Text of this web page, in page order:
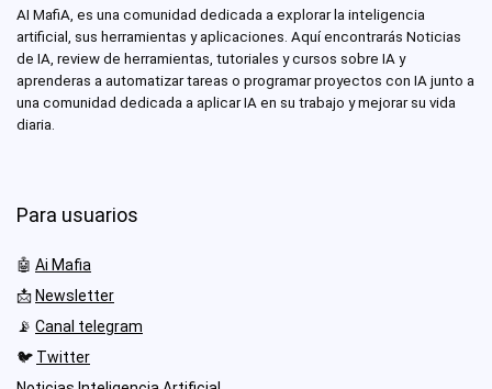
AI MafiA, es una comunidad dedicada a explorar la inteligencia
artificial, sus herramientas y aplicaciones. Aquí encontrarás Noticias
de IA, review de herramientas, tutoriales y cursos sobre IA y
aprenderas a automatizar tareas o programar proyectos con IA junto a
una comunidad dedicada a aplicar IA en su trabajo y mejorar su vida
diaria.
Para usuarios
🤖 Ai Mafia
📩 Newsletter
📡 Canal telegram
🐦 Twitter